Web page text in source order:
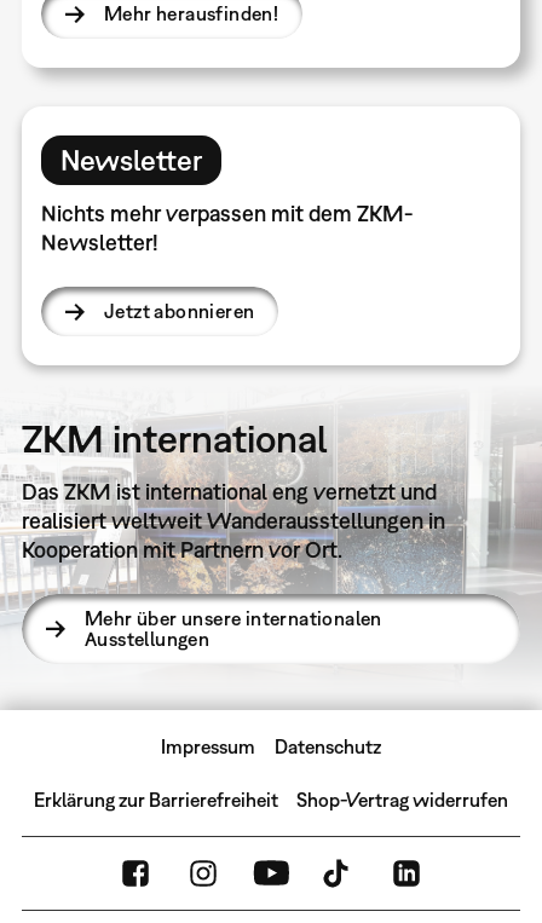
Mehr herausfinden!
Newsletter
Nichts mehr verpassen mit dem ZKM-
Newsletter!
Jetzt abonnieren
ZKM international
Das ZKM ist international eng vernetzt und
realisiert weltweit Wanderausstellungen in
Kooperation mit Partnern vor Ort.
Mehr über unsere internationalen
Ausstellungen
Impressum Datenschutz
Erklärung zur Barrierefreiheit Shop-Vertrag widerrufen